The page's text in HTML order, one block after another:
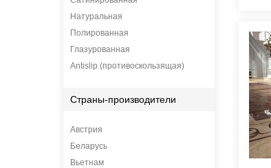
Натуральная
Полированная
Глазурованная
Antislip (противоскользящая)
Страны-производители
Австрия
Беларусь
Вьетнам